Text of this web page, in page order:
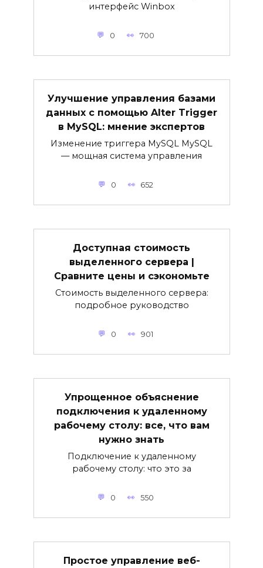
интерфейс Winbox
0 700
Улучшение управления базами
данных с помощью Alter Trigger
в MySQL: мнение экспертов
Изменение триггера MySQL MySQL
— мощная система управления
0 652
Доступная стоимость
выделенного сервера |
Сравните цены и сэкономьте
Стоимость выделенного сервера:
подробное руководство
0 901
Упрощенное объяснение
подключения к удаленному
рабочему столу: все, что вам
нужно знать
Подключение к удаленному
рабочему столу: что это за
0 550
Простое управление веб-